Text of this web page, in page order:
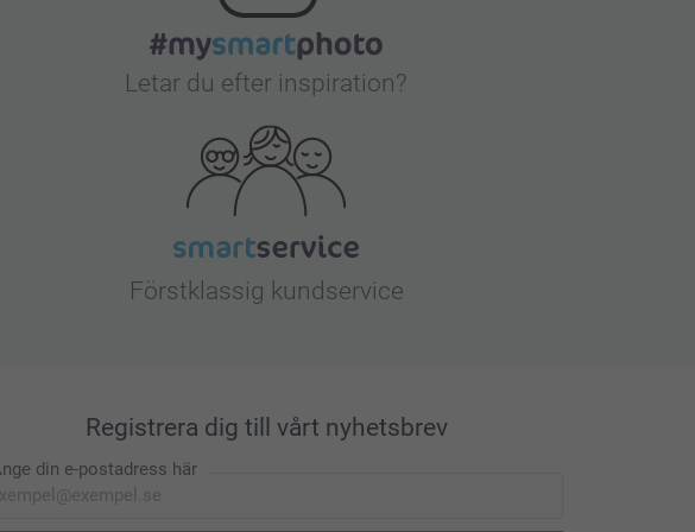
Letar du efter inspiration?
Förstklassig kundservice
Registrera dig till vårt nyhetsbrev
din e-postadress här